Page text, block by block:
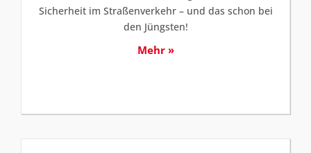
Sicherheit im Straßenverkehr – und das schon bei
den Jüngsten!
Mehr »